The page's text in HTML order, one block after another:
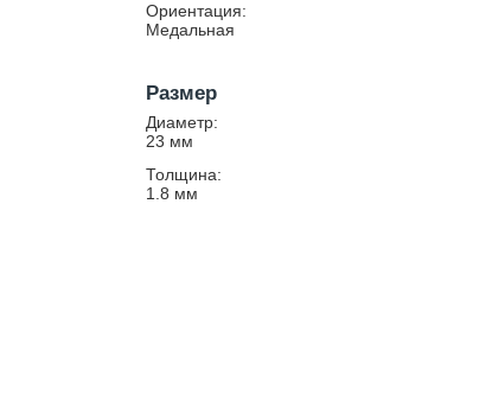
Ориентация:
Медальная
Размер
Диаметр:
23 мм
Толщина:
1.8 мм